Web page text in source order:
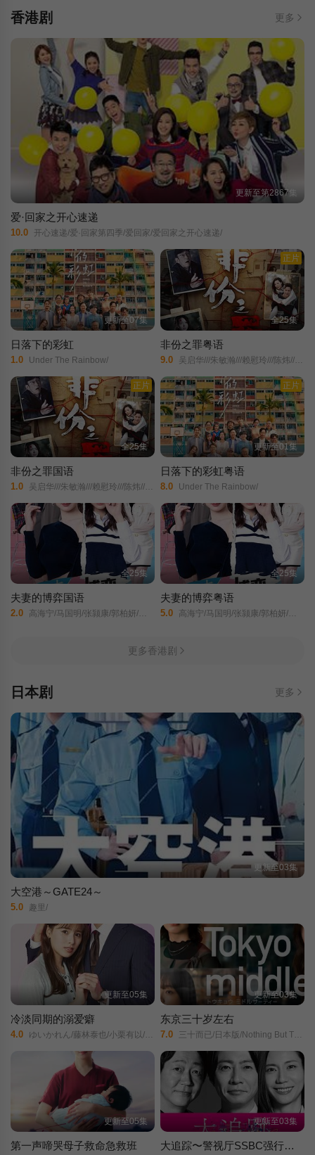
香港剧 更多
更新至第2867集
爱·回家之开心速递
10.0 开心速递/爱·回家第四季/爱回家/爱回家之开心速递/
更新至07集
日落下的彩虹
1.0 Under The Rainbow/
正片
全25集
非份之罪粤语
9.0 吴启华///朱敏瀚///赖慰玲///陈炜///吴伟豪///单立文///阮浩棕///刘佩玥///徐荣///何沛珈///贝安琪///戴祖仪///游嘉欣///江嘉敏///韦家雄///郑子诚///卢宛茵///李家鼎///谭凯琪///邓智坚///江欣燕///黎燕珊///罗冠兰///苏韵姿///吴沚默///叶靖仪///唐嘉麟///张翼东///胡敏芝///区霭玲///方绍聪///梁证嘉///陈嘉俊///关枫馨///彭翔翎///梁皓楷///李启杰///鬼塚///蔡志恩///罗皓谊///陈俊坚///吴天佑///施焯日//
正片
全25集
非份之罪国语
1.0 吴启华///朱敏瀚///赖慰玲///陈炜///吴伟豪///单立文///阮浩棕///刘佩玥///徐荣///何沛珈///贝安琪///戴祖仪///游嘉欣///江嘉敏///韦家雄///郑子诚///卢宛茵///李家鼎///谭凯琪///邓智坚///江欣燕///黎燕珊///罗冠兰///苏韵姿///吴沚默///叶靖仪///唐嘉麟///张翼东///胡敏芝///区霭玲///方绍聪///梁证嘉///陈嘉俊///关枫馨///彭翔翎///梁皓楷///李启杰///鬼塚///蔡志恩///罗皓谊///陈俊坚///吴天佑///施焯日//
正片
更新至01集
日落下的彩虹粤语
8.0 Under The Rainbow/
全25集
夫妻的博弈国语
2.0 高海宁/马国明/张颕康/郭柏妍/黄智贤/陈晓华/游嘉欣/何广沛/邓智坚/
全25集
夫妻的博弈粤语
5.0 高海宁/马国明/张颕康/郭柏妍/黄智贤/陈晓华/游嘉欣/何广沛/邓智坚/
更多香港剧
日本剧 更多
更新至03集
大空港～GATE24～
5.0 趣里/
更新至05集
冷淡同期的溺爱癖
4.0 ゆいかれん/藤林泰也/小栗有以/京典和玖/半田周平/
更新至03集
东京三十岁左右
7.0 三十而已/日本版/Nothing But Thirty/30女の思うこと/トウキョウミドルサーティー三十五岁在东京/
更新至05集
第一声啼哭母子救命急救班
更新至03集
大追踪〜警视厅SSBC强行犯系〜第二季